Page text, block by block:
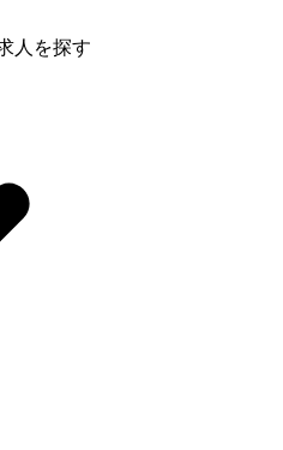
人を探す